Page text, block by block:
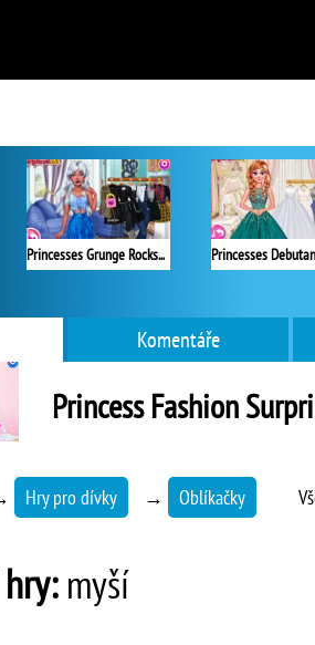
Princesses Grunge Rockstars
Komentáře
Princess Fashion
Hry pro dívky → Oblíkačky
myší